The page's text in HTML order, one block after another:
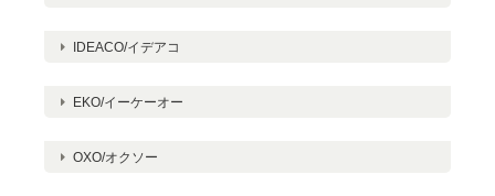
IDEACO/イデアコ
EKO/イーケーオー
OXO/オクソー